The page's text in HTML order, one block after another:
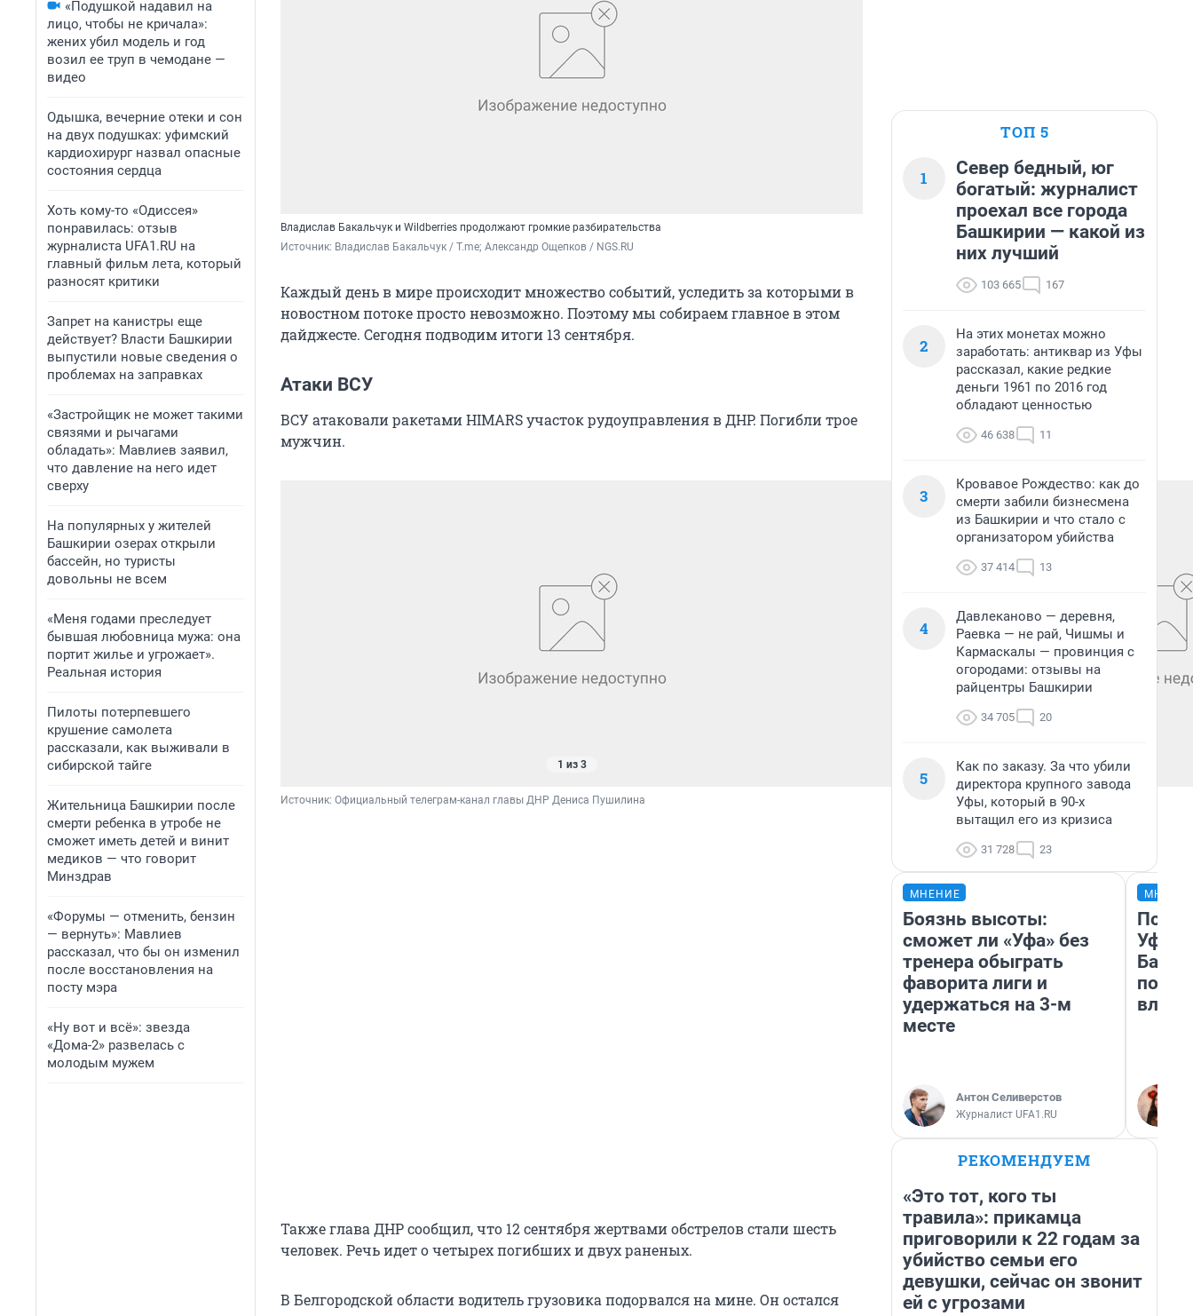
«Подушкой надавил на
лицо, чтобы не кричала»:
жених убил модель и год
возил ее труп в чемодане —
видео
Одышка, вечерние отеки и сон
на двух подушках: уфимский
кардиохирург назвал опасные
состояния сердца
Хоть кому-то «Одиссея»
понравилась: отзыв
журналиста UFA1.RU на
главный фильм лета, который
разносят критики
Запрет на канистры еще
действует? Власти Башкирии
выпустили новые сведения о
проблемах на заправках
«Застройщик не может такими
связями и рычагами
обладать»: Мавлиев заявил,
что давление на него идет
сверху
На популярных у жителей
Башкирии озерах открыли
бассейн, но туристы
довольны не всем
«Меня годами преследует
бывшая любовница мужа: она
портит жилье и угрожает».
Реальная история
Пилоты потерпевшего
крушение самолета
рассказали, как выживали в
сибирской тайге
Жительница Башкирии после
смерти ребенка в утробе не
сможет иметь детей и винит
медиков — что говорит
Минздрав
«Форумы — отменить, бензин
— вернуть»: Мавлиев
рассказал, что бы он изменил
после восстановления на
посту мэра
«Ну вот и всё»: звезда
«Дома-2» развелась с
молодым мужем
Владислав Бакальчук и Wildberries продолжают громкие разбирательства
Источник: Владислав Бакальчук / T.me; Александр Ощепков / NGS.RU
Каждый день в мире происходит множество событий, уследить за которыми в
новостном потоке просто невозможно. Поэтому мы собираем главное в этом
дайджесте. Сегодня подводим итоги 13 сентября.
Атаки ВСУ
ВСУ атаковали ракетами HIMARS участок рудоуправления в ДНР. Погибли трое
мужчин.
1 из 3
Источник: Официальный телеграм-канал главы ДНР Дениса Пушилина
Также глава ДНР сообщил, что 12 сентября жертвами обстрелов стали шесть
человек. Речь идет о четырех погибших и двух раненых.
В Белгородской области водитель грузовика подорвался на мине. Он остался
ТОП 5
1
Север бедный, юг
богатый: журналист
проехал все города
Башкирии — какой из
них лучший
103 665 167
2
На этих монетах можно
заработать: антиквар из Уфы
рассказал, какие редкие
деньги 1961 по 2016 год
обладают ценностью
46 638 11
3
Кровавое Рождество: как до
смерти забили бизнесмена
из Башкирии и что стало с
организатором убийства
37 414 13
4
Давлеканово — деревня,
Раевка — не рай, Чишмы и
Кармаскалы — провинция с
огородами: отзывы на
райцентры Башкирии
34 705 20
5
Как по заказу. За что убили
директора крупного завода
Уфы, который в 90-х
вытащил его из кризиса
31 728 23
МНЕНИЕ
Боязнь высоты:
сможет ли «Уфа» без
тренера обыграть
фаворита лиги и
удержаться на 3-м
месте
Антон Селиверстов
Журналист UFA1.RU
Уфы:
РЕКОМЕНДУЕМ
«Это тот, кого ты
травила»: прикамца
приговорили к 22 годам за
убийство семьи его
девушки, сейчас он звонит
ей с угрозами